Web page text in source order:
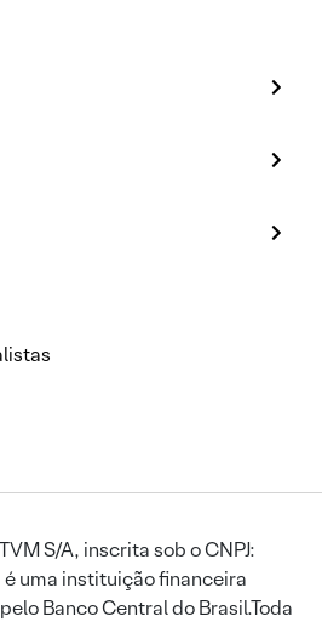
S/A, inscrita sob o CNPJ:
uma instituição financeira
Banco Central do Brasil.Toda